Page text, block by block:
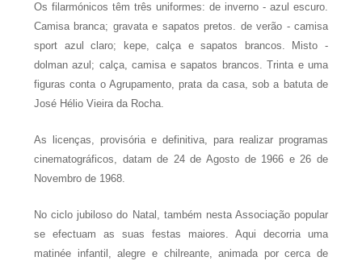
Os filarmónicos têm três uniformes: de inverno - azul escuro.
Camisa branca; gravata e sapatos pretos. de verão - camisa
sport azul claro; kepe, calça e sapatos brancos. Misto -
dolman azul; calça, camisa e sapatos brancos. Trinta e uma
figuras conta o Agrupamento, prata da casa, sob a batuta de
José Hélio Vieira da Rocha.
As licenças, provisória e definitiva, para realizar programas
cinematográficos, datam de 24 de Agosto de 1966 e 26 de
Novembro de 1968.
No ciclo jubiloso do Natal, também nesta Associação popular
se efectuam as suas festas maiores. Aqui decorria uma
matinée infantil, alegre e chilreante, animada por cerca de